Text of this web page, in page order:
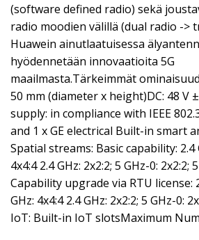
(software defined radio) sekä
radio moodien välillä (dual radio ->
Huawein ainutlaatuisessa
hyödennetään innovaatioita 5G
maailmasta.Tärkeimmät
50 mm (diameter x height)DC: 48 V
supply: in compliance with IEEE
and 1 x GE electrical Built-in smart
Spatial streams: Basic capability: 2.4
4x4:4 2.4 GHz: 2x2:2; 5 GHz-0: 2x2:2;
Capability upgrade via RTU license:
GHz: 4x4:4 2.4 GHz: 2x2:2; 5 GHz-0:
IoT: Built-in IoT slotsMaximum